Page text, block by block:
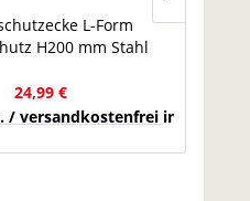
L-Form
H200 mm Stahl
Bodenanker
24,99 €
/ versandkostenfrei innerhalb